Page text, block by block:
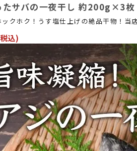
たサバの一夜干し 約200g×3枚
クホク！うす塩仕上げの絶品干物！当
込)